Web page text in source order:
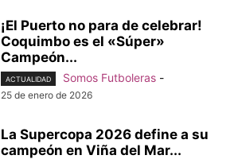
¡El Puerto no para de celebrar!
Coquimbo es el «Súper»
Campeón...
ACTUALIDAD Somos Futboleras -
25 de enero de 2026
La Supercopa 2026 define a su
campeón en Viña del Mar...